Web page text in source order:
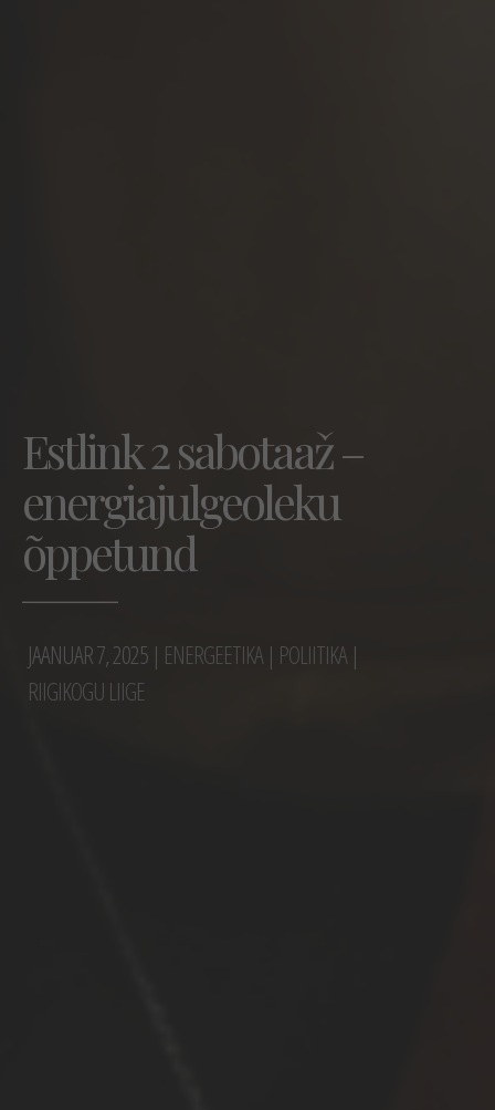
Estlink 2 sabotaaž –
energiajulgeoleku
õppetund
JAANUAR 7, 2025 | ENERGEETIKA | POLIITIKA |
RIIGIKOGU LIIGE